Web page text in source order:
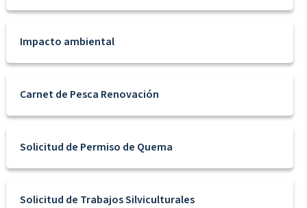
Impacto ambiental
Carnet de Pesca Renovación
Solicitud de Permiso de Quema
Solicitud de Trabajos Silviculturales